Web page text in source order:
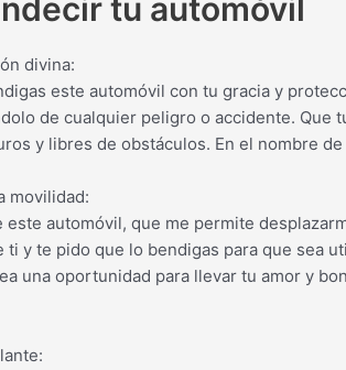
tu automóvil
divina:
este automóvil con tu gracia y
de cualquier peligro o accidente. Que
y libres de obstáculos. En el nombre de
movilidad:
automóvil, que me permite
y te pido que lo bendigas para que sea
una oportunidad para llevar tu amor y